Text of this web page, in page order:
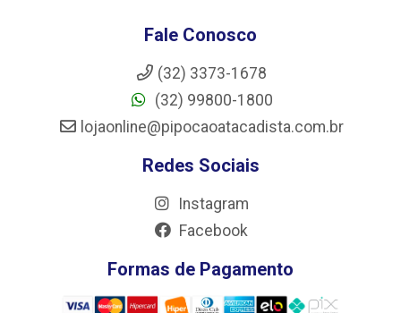
Fale Conosco
(32) 3373-1678
(32) 99800-1800
lojaonline@pipocaoatacadista.com.br
Redes Sociais
Instagram
Facebook
Formas de Pagamento